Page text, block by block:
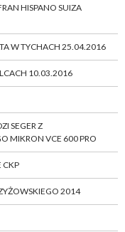
HISPANO SUIZA
W TYCHACH 25.04.2016
10.03.2016
SEGER Z
MIKRON VCE 600 PRO
CKP
2014